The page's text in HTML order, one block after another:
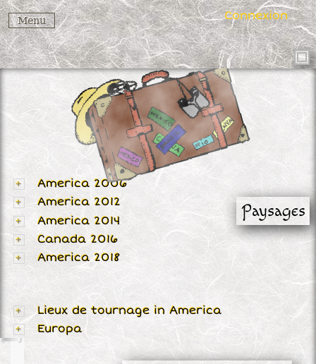
Menu Connexion
Paysages
America 2006
America 2012
America 2014
Canada 2016
America 2018
Lieux de tournage in America
Europa